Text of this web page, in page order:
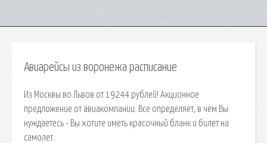
Авиарейсы из воронежа расписание
Из Москвы во Львов от 19244 рублей! Акционное
предложение от авиакомпании. Все определяет, в чем Вы
нуждаетесь - Вы хотите иметь красочный бланк и билет на
самолет.